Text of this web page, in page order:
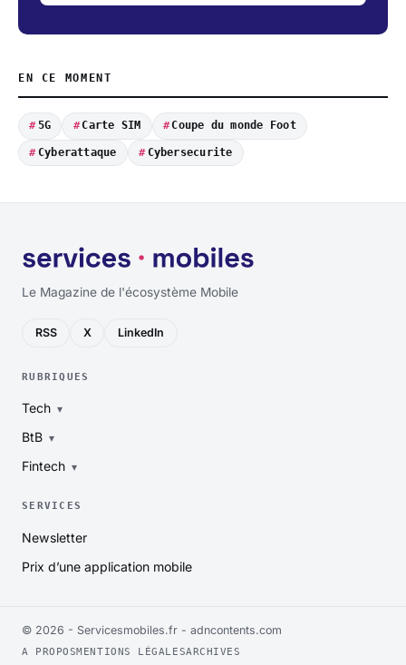
EN CE MOMENT
5G Carte SIM Coupe du monde Foot
Cyberattaque Cybersecurite
Le Magazine de l'écosystème Mobile
RSS X LinkedIn
RUBRIQUES
Tech
BtB
Fintech
SERVICES
Newsletter
Prix d’une application mobile
© 2026 - Servicesmobiles.fr - adncontents.com
A PROPOSMENTIONS LÉGALESARCHIVES